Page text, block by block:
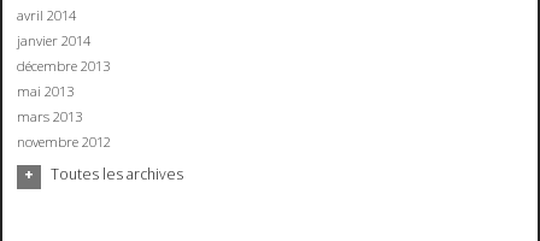
avril 2014
janvier 2014
décembre 2013
mai 2013
mars 2013
novembre 2012
Toutes les archives